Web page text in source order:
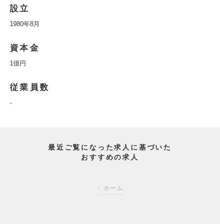
設立
1980年8月
資本金
1億円
従業員数
-
最近ご覧になった求人に基づいた
おすすめの求人
ホーム